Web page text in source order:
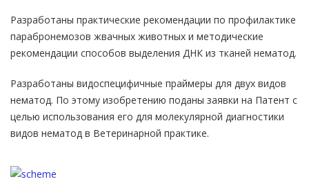
Разработаны практические рекомендации по профилактике
парабронемозов жвачных животных и методические
рекомендации способов выделения ДНК из тканей нематод.
Разработаны видоспецифичные праймеры для двух видов
нематод. По этому изобретению поданы заявки на Патент с
целью использования его для молекулярной диагностики
видов нематод в Ветеринарной практике.